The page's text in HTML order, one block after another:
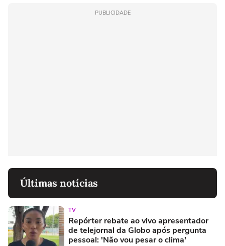
PUBLICIDADE
Últimas notícias
TV
Repórter rebate ao vivo apresentador
de telejornal da Globo após pergunta
pessoal: 'Não vou pesar o clima'